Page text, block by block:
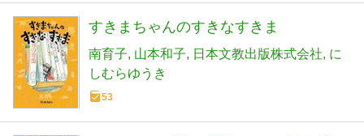
すきまちゃんのすきなすきま
南育子 山本和子 日本文教出版株式会社 に
しむらゆうき
53